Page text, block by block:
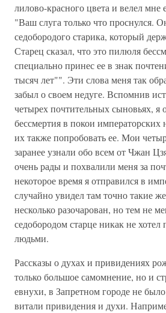
лилово-красного цвета и велел мне
"Ваш слуга только что проснулся.
седобородого старика, который
Старец сказал, что это пилюля
специально принес ее в знак
тысяч лет"". Эти слова меня так
забыл о своем недуге. Вспомнив
четырех почтительных сыновьях,
бессмертия в покои
их также попробовать ее. Мои
заранее узнали обо всем от Чжан
очень рады и похвалили меня за
некоторое время я отправился в
случайно увидел там точно такие
несколько разочарован, но тем не
седобородом старце никак не хотел
людьми.
Рассказы о духах и привидениях
только большое самомнение, но и
евнухи, в Запретном городе не
витали привидения и духи.